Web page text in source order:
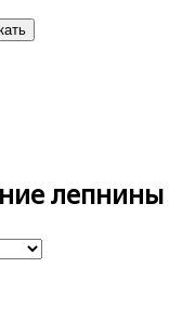
лепнины